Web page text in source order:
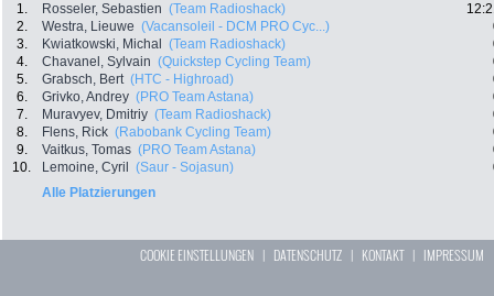
1. Rosseler, Sebastien (Team Radioshack)
2.
Westra, Lieuwe (Vacansoleil - DCM PRO Cyc...)
3.
Kwiatkowski, Michal (Team Radioshack)
4.
Chavanel, Sylvain (Quickstep Cycling Team)
5.
Grabsch, Bert (HTC - Highroad)
6.
Grivko, Andrey (PRO Team Astana)
7.
Muravyev, Dmitriy (Team Radioshack)
8.
Flens, Rick (Rabobank Cycling Team)
9.
Vaitkus, Tomas (PRO Team Astana)
10.
Lemoine, Cyril (Saur - Sojasun)
Alle Platzierungen
COOKIE EINSTELLUNGEN | DATENSCHUTZ | KONTAKT| IMPRESSUM